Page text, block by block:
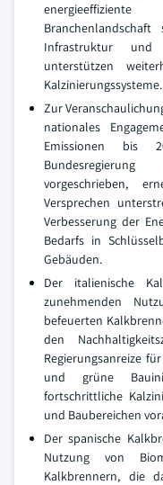
Infrastruktur und
unterstützen
Kalzinierungssysteme.
Zur
nationales
Emissionen bis
vorgeschrieben,
Versprechen
Verbesserung der
Bedarfs in
Gebäuden.
Der italienische
zunehmenden
befeuerten
den
Regierungsanreize
und grüne
fortschrittliche
und Baubereichen
Der spanische
Nutzung von
Kalkbrennern, die